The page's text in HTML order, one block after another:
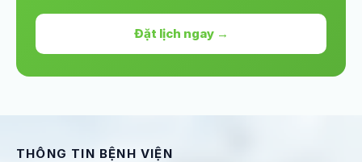
Đặt lịch ngay →
THÔNG TIN BỆNH VIỆN